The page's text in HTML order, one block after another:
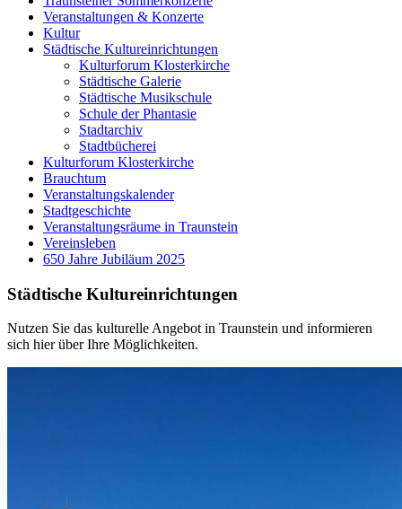
Veranstaltungen & Konzerte
Kultur
Städtische Kultureinrichtungen
Kulturforum Klosterkirche
Städtische Galerie
Städtische Musikschule
Schule der Phantasie
Stadtarchiv
Stadtbücherei
Kulturforum Klosterkirche
Brauchtum
Veranstaltungskalender
Stadtgeschichte
Veranstaltungsräume in Traunstein
Vereinsleben
650 Jahre Jubiläum 2025
Städtische Kultureinrichtungen
Nutzen Sie das kulturelle Angebot in Traunstein und informieren
sich hier über Ihre Möglichkeiten.